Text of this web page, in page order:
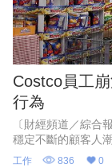
Costco員工
行為
〔財經頻道／綜合
穩定不斷的顧客人
購物禮儀，外媒《
工作 836 0